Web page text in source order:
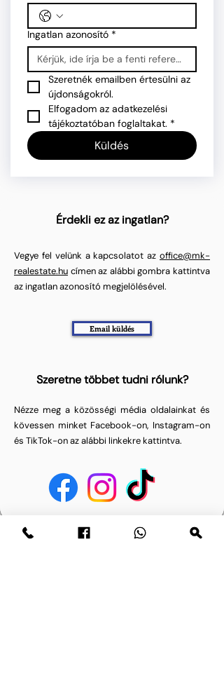
Ingatlan azonosító *
Szeretnék emailben értesülni az
újdonságokról.
Elfogadom az adatkezelési
tájékoztatóban foglaltakat. *
Küldés
Érdekli ez az ingatlan?
Vegye fel velünk a kapcsolatot az office@mk-
realestate.hu címen az alábbi gombra kattintva
az ingatlan azonosító megjelölésével.
Email küldés
Szeretne többet tudni rólunk?
Nézze meg a közösségi média oldalainkat és
kövessen minket Facebook-on, Instagram-on
és TikTok-on az alábbi linkekre kattintva.